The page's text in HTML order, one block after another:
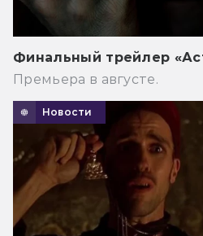
Финальный трейлер
Премьера в августе.
Новости